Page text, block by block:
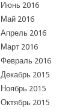
Июнь 2016
Май 2016
Апрель 2016
Март 2016
Февраль 2016
Декабрь 2015
Ноябрь 2015
Октябрь 2015